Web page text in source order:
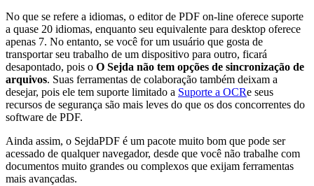
No que se refere a idiomas, o editor de PDF on-line oferece suporte
a quase 20 idiomas, enquanto seu equivalente para desktop oferece
apenas 7. No entanto, se você for um usuário que gosta de
transportar seu trabalho de um dispositivo para outro, ficará
desapontado, pois o O Sejda não tem opções de sincronização de
arquivos. Suas ferramentas de colaboração também deixam a
desejar, pois ele tem suporte limitado a Suporte a OCRe seus
recursos de segurança são mais leves do que os dos concorrentes do
software de PDF.
Ainda assim, o SejdaPDF é um pacote muito bom que pode ser
acessado de qualquer navegador, desde que você não trabalhe com
documentos muito grandes ou complexos que exijam ferramentas
mais avançadas.